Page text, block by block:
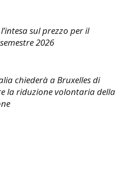
l’intesa sul prezzo per il
2026
chiederà a Bruxelles di
la riduzione volontaria della